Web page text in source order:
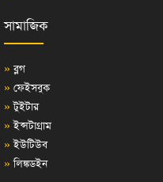
সামাজিক
» ব্লগ
» ফেইসবুক
» টুইটার
» ইন্সটাগ্রাম
» ইউটিউব
» লিঙ্কডইন